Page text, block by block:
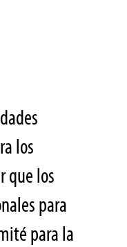
los
que los
para
para la